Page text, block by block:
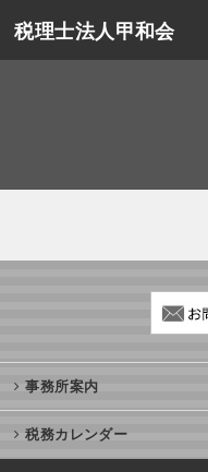
税理士法人甲和会
事務所案内
税務カレンダー